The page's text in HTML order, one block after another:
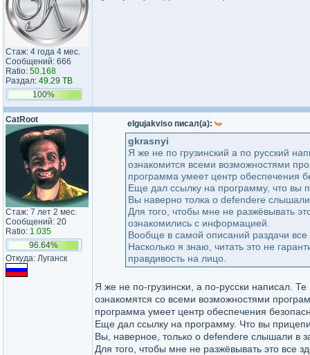
Стаж: 4 года 4 мес.
Сообщений: 666
Ratio: 50.168
Раздал: 49.29 TB
100%
CatRoot
Стаж: 7 лет 2 мес.
Сообщений: 20
Ratio: 1.035
96.64%
Откуда: Луганск
elgujakviso писал(а):
gkrasnyi
Я же не по грузинский а по русский
ознакомится всеми возможностями
программа умеет центр обеспечения
Еще дал ссылку на программу, что вы
Вы наверно толка о defendere
Для того, чтобы мне не разжёвывать
ознакомились с информацией.
Вообще в самой описаний раздачи все
Насколько я знаю, читать это не
правдивость на лицо.
Я же не по-грузински, а по-русски написал.
ознакомятся со всеми возможностями
программа умеет центр обеспечения
Еще дал ссылку на программу. Что вы
Вы, наверное, только о defendere слышали в
Для того, чтобы мне не разжёвывать это все